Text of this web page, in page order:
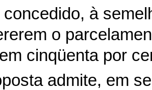
à
o
cinqüenta por
admite, em